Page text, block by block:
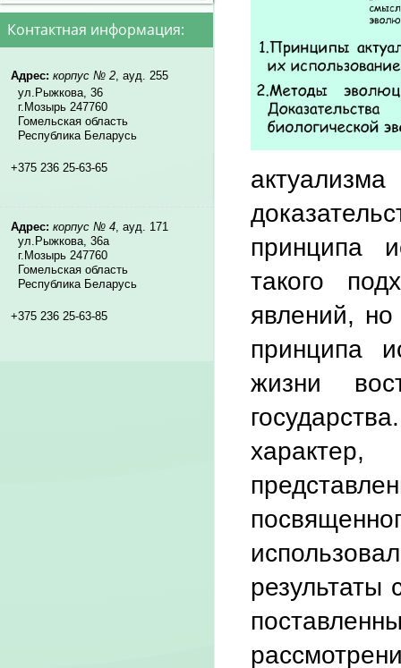
принципа
такого
явлений,
принципа
жизни
результаты
Учебные программы
Методические материалы
Контактная информация:
Адрес: корпус № 2, ауд. 255
ул.Рыжкова, 36
г.Мозырь 247760
Гомельская область
Республика Беларусь
+375 236 25-63-65
Адрес: корпус № 4, ауд. 171
ул.Рыжкова, 36а
г.Мозырь 247760
Гомельская область
Республика Беларусь
+375 236 25-63-85